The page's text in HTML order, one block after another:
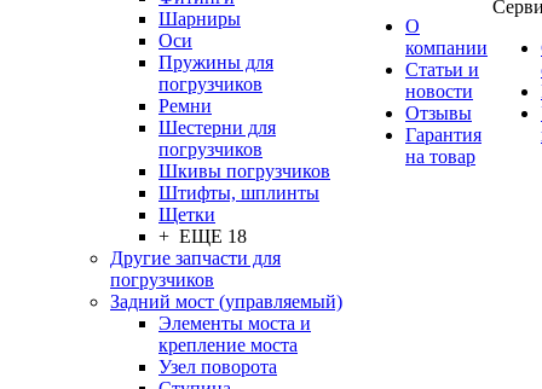
Шарниры
Оси
Пружины для
погрузчиков
Ремни
Шестерни для
погрузчиков
Шкивы погрузчиков
Штифты, шплинты
Щетки
+ ЕЩЕ 18
Другие запчасти для
погрузчиков
Задний мост (управляемый)
Элементы моста и
крепление моста
Узел поворота
О
компании
Статьи и
новости
Отзывы
Гарантия
на товар